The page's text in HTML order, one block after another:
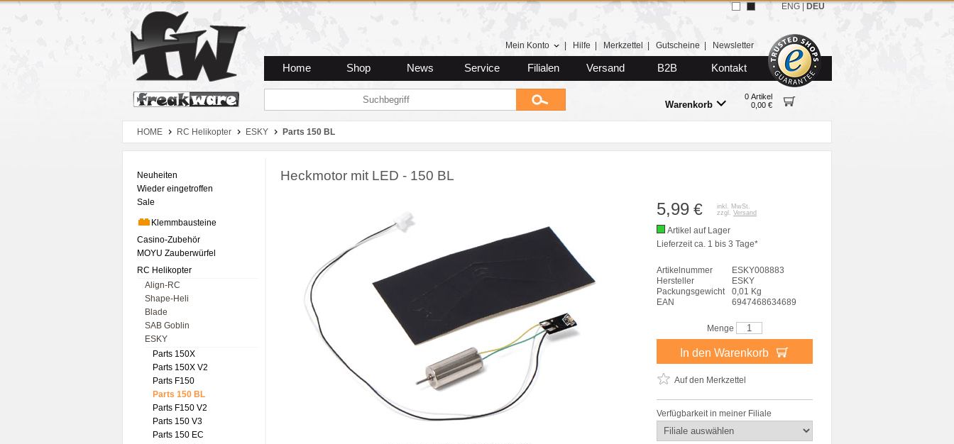
Zum Hauptmenue
Zum Seiteninhalt
Zum Warenkob
Mein Konto Hilfe Merkzettel Gutscheine Newsletter
Home Shop News Service Filialen Versand B2B Kontakt
Warenkorb
0 Artikel
0,00 €
ENG DEU
HOME RC Helikopter ESKY Parts 150 BL
Neuheiten
Wieder eingetroffen
Sale
Klemmbausteine
Casino-Zubehör
MOYU Zauberwürfel
RC Helikopter
Align-RC
Shape-Heli
Blade
SAB Goblin
ESKY
Parts 150X
Parts 150X V2
Parts F150
Parts 150 BL
Parts F150 V2
Parts 150 V3
Parts 150 EC
Heckmotor mit LED - 150 BL
5,99 €
inkl. MwSt.
zzgl. Versand
Artikel auf Lager
Lieferzeit ca. 1 bis 3 Tage*
Artikelnummer
ESKY008883
Hersteller
ESKY
Packungsgewicht
0,01 Kg
EAN
6947468634689
Menge
In den Warenkorb
Auf den Merkzettel
Verfügbarkeit in meiner Filiale